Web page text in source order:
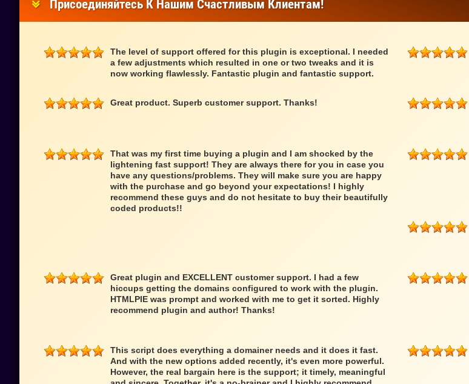
Присоединяйтесь К Нашим Счастливым Клиентам!
The level of support offered for this plugin is exceptional. I needed
a few adjustments which resulted in one or two tweaks and it is
now working flawlessly. Fantastic plugin and fantastic support.
Great product. Superb customer support. Thanks!
That was my first time buying a plugin and I am shocked by the
lightening fast support! They are always there for you in case you
have any questions/problems. They will make sure you are happy
with the purchase and go beyond your expectations! I highly
recommend these guys and do not hesitate to buy their beautifully
coded products!!
Great plugin and EXCELLENT customer support. I had a few
hiccups getting the domains configured to work with the plugin.
HTMLPIE was prompt and worked with me to get it sorted. Highly
recommend plugin and author! Thanks!
This script does everything a domainer needs and it does it fast.
And with the new options added recently, it's even more powerful.
However, the real bargain here is the support; it timely, meaningful